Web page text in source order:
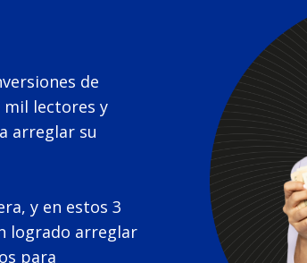
de
mil lectores y
arreglar su
y en estos 3
logrado arreglar
para